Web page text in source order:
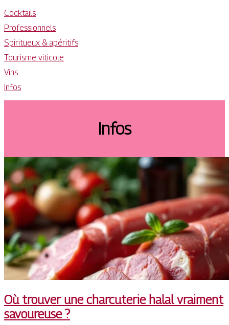
Cocktails
Professionnels
Spiritueux & apéritifs
Tourisme viticole
Vins
Infos
Infos
Où trouver une charcuterie halal vraiment
savoureuse ?